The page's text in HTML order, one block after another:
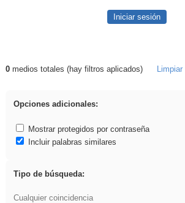
Iniciar sesión
Resultados de: Experiencias
0medios totales (hay filtros aplicados)
Opciones adicionales:
Mostrar protegidos por contraseña
Incluir palabras similares
Tipo de búsqueda:
Cualquier coincidencia